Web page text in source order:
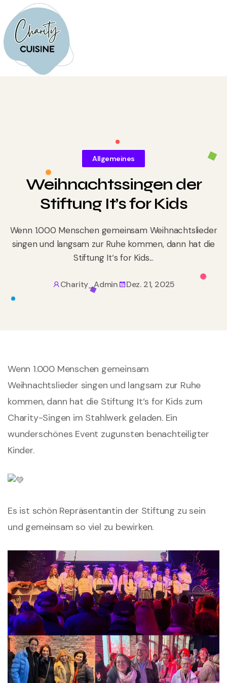
Allgemeines
Weihnachtssingen der
Stiftung It’s for Kids
Wenn 1.000 Menschen gemeinsam Weihnachtslieder
singen und langsam zur Ruhe kommen, dann hat die
Stiftung It‘s for Kids...
Charity_Admin Dez. 21, 2025
Wenn 1.000 Menschen gemeinsam
Weihnachtslieder singen und langsam zur Ruhe
kommen, dann hat die Stiftung It‘s for Kids zum
Charity-Singen im Stahlwerk geladen. Ein
wunderschönes Event zugunsten benachteiligter
Kinder.
Es ist schön Repräsentantin der Stiftung zu sein
und gemeinsam so viel zu bewirken.